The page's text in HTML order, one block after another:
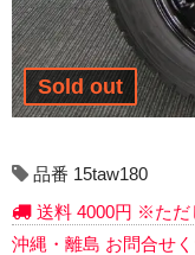
20インチ：冬タ
夏タイヤホイール
12インチ：夏タイ
13インチ：夏タ
Sold out
品番 15taw180
送料 4000円 ※ただ
沖縄・離島 お問合せ